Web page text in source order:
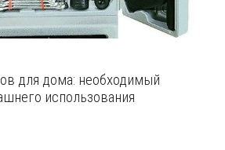
для дома: необходимый
использования